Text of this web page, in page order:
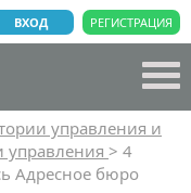
РЕГИСТРАЦИЯ
ВХОД
управления и
> 4
Адресное бюро